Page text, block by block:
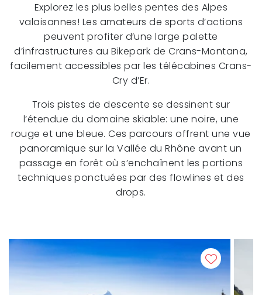
Explorez les plus belles pentes des Alpes
valaisannes! Les amateurs de sports d’actions
peuvent profiter d’une large palette
d’infrastructures au Bikepark de Crans-Montana,
facilement accessibles par les télécabines Crans-
Cry d’Er.
Trois pistes de descente se dessinent sur
l’étendue du domaine skiable: une noire, une
rouge et une bleue. Ces parcours offrent une vue
panoramique sur la Vallée du Rhône avant un
passage en forêt où s’enchaînent les portions
techniques ponctuées par des flowlines et des
drops.